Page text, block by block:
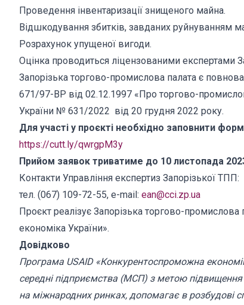
Проведення інвентаризації знищеного майна.
Відшкодування збитків, завданих руйнуванням
Розрахунок упущеної вигоди.
Оцінка проводиться ліцензованими експертами
Запорізька торгово-промислова палата є
671/97-ВР від 02.12.1997 «Про торгово-
України № 631/2022 від 20 грудня 2022 року.
Для участі у проєкті необхідно заповнити
https://cutt.ly/qwrgpM3y
Прийом заявок триватиме до 10 листопада
Контакти Управління експертиз Запорізької ТПП:
тел. (067) 109-72-55, e-mail: ean@cci.zp.ua
Проєкт реалізує Запорізька торгово-
економіка України».
Довідково
Програма USAID «Конкурентоспроможна
середні підприємства (МСП) з метою підвищення
на міжнародних ринках, допомагає в розбудові